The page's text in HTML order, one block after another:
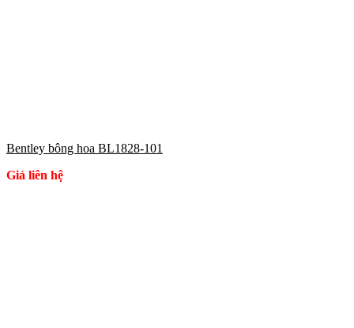
Bentley bông hoa BL1828-101
Giá liên hệ